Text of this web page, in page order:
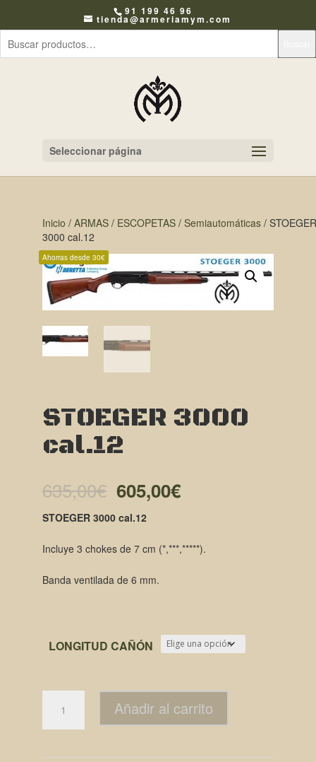
91 199 46 96
tienda@armeriamym.com
Seleccionar página
Inicio / ARMAS/ ESCOPETAS/ Semiautomáticas/ STOEGER
3000 cal.12
Ahorras desde 30€
STOEGER 3000
cal.12
635,00€ El
precio
original
605,00€El
actual
STOEGER 3000 cal.12
Incluye 3 chokes de 7 cm (*,***,*****).
Banda ventilada de 6 mm.
LONGITUD CAÑÓN
Añadir al carrito